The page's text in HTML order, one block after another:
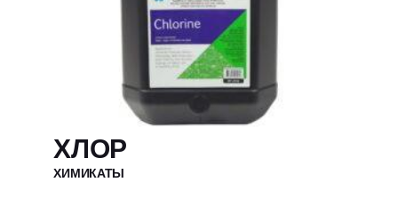
ХЛОР
ХИМИКАТЫ